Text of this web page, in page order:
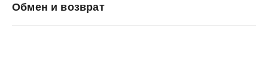
Обмен и возврат